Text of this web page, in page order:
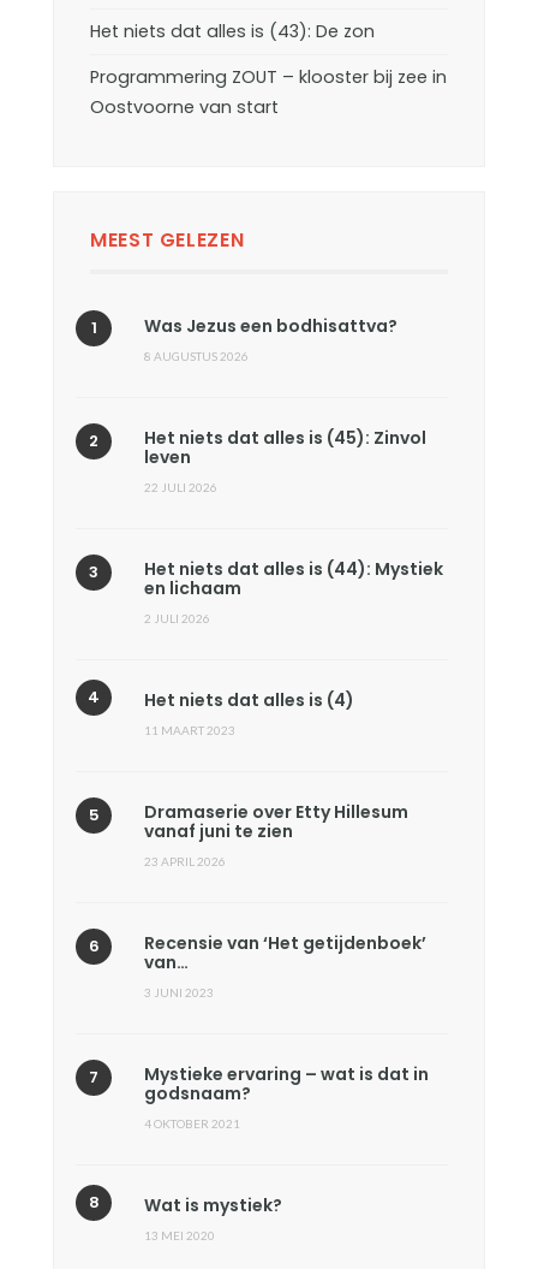
Het niets dat alles is (43): De zon
Programmering ZOUT – klooster bij zee in
Oostvoorne van start
MEEST GELEZEN
Was Jezus een bodhisattva?
8 AUGUSTUS 2026
Het niets dat alles is (45): Zinvol
leven
22 JULI 2026
Het niets dat alles is (44): Mystiek
en lichaam
2 JULI 2026
Het niets dat alles is (4)
11 MAART 2023
Dramaserie over Etty Hillesum
vanaf juni te zien
23 APRIL 2026
Recensie van ‘Het getijdenboek’
van…
3 JUNI 2023
Mystieke ervaring – wat is dat in
godsnaam?
4 OKTOBER 2021
Wat is mystiek?
13 MEI 2020